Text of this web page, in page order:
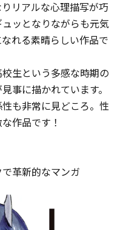
リアルな心理描写が巧
ッとなりながらも元気
れる素晴らしい作品で
生という多感な時期の
事に描かれています。
も非常に見どころ。性
作品です！
革新的なマンガ